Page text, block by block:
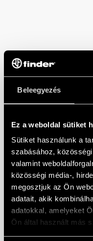
Beleegyezés
Ez a weboldal sütiket
Sütiket használunk a
szabásához,
valamint
közösségi média-,
megosztjuk az Ön
adatait, akik
adatokkal, amelyeket
Ön által használt más